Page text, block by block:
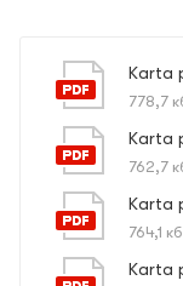
Karta
778,7
Karta
762,7
Karta
764,1 кб
Karta